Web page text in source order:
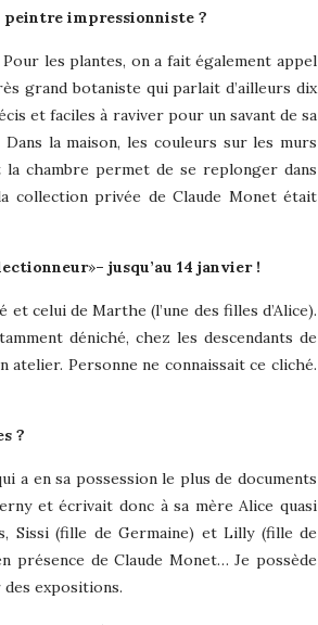
impressionniste ?
les plantes, on a fait également appel
grand botaniste qui parlait d’ailleurs dix
et faciles à raviver pour un savant de sa
la maison, les couleurs sur les murs
la chambre permet de se replonger dans
collection privée de Claude Monet était
»– jusqu’au 14 janvier !
celui de Marthe (l’une des filles d’Alice).
déniché, chez les descendants de
atelier. Personne ne connaissait ce cliché.
?
a en sa possession le plus de documents
et écrivait donc à sa mère Alice quasi
Sissi (fille de Germaine) et Lilly (fille de
présence de Claude Monet… Je possède
expositions.